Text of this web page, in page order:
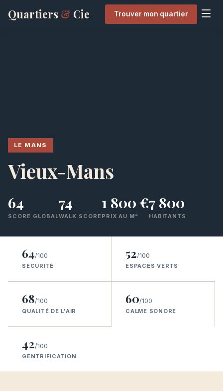
Quartiers & Cie Trouver mon quartier
LE MANS
Vieux-Mans
64
SCORE GLOBAL
74
WALK SCORE
1 800 €
PRIX AU M²
7 800
HABITANTS
64/100
SÉCURITÉ
52/100
ESPACES VERTS
68/100
QUALITÉ DE L'AIR
60/100
CALME SONORE
42/100
GENTRIFICATION